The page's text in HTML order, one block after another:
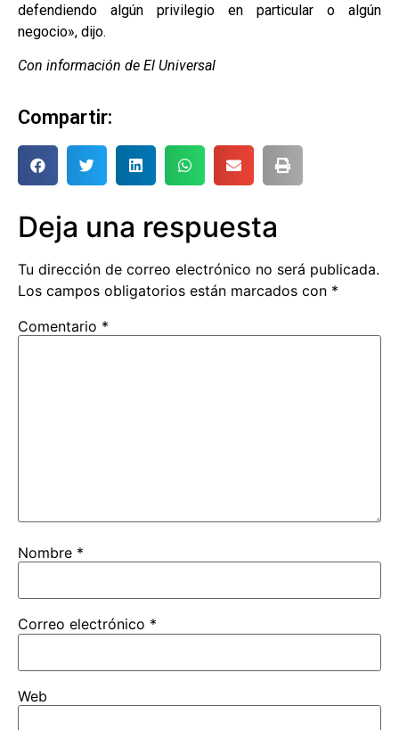
defendiendo algún privilegio en particular o algún
negocio», dijo.
Con información de El Universal
Compartir:
Deja una respuesta
Tu dirección de correo electrónico no será publicada.
Los campos obligatorios están marcados con *
Comentario *
Nombre *
Correo electrónico *
Web